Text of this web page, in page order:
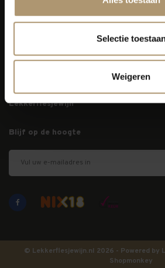
Selectie
Weigeren
info@lekkerflesjewijn.nl
Lekkerflesjewijn
Blijf op de hoogte
© Lekkerflesjewijn.nl 2026 - Powered by
Shopmonkey